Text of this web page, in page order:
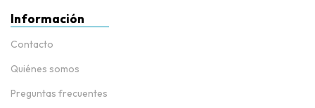
Información
Contacto
Quiénes somos
Preguntas frecuentes